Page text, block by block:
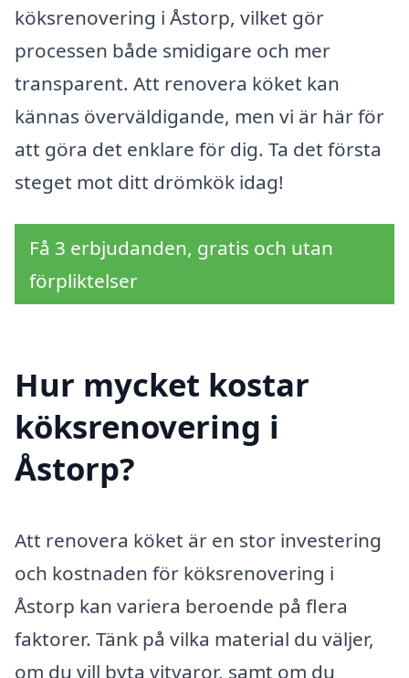
köksrenovering i Åstorp, vilket gör
processen både smidigare och mer
transparent. Att renovera köket kan
kännas överväldigande, men vi är här för
att göra det enklare för dig. Ta det första
steget mot ditt drömkök idag!
Få 3 erbjudanden, gratis och utan
förpliktelser
Hur mycket kostar
köksrenovering i
Åstorp?
Att renovera köket är en stor investering
och kostnaden för köksrenovering i
Åstorp kan variera beroende på flera
faktorer. Tänk på vilka material du väljer,
om du vill byta vitvaror, samt om du